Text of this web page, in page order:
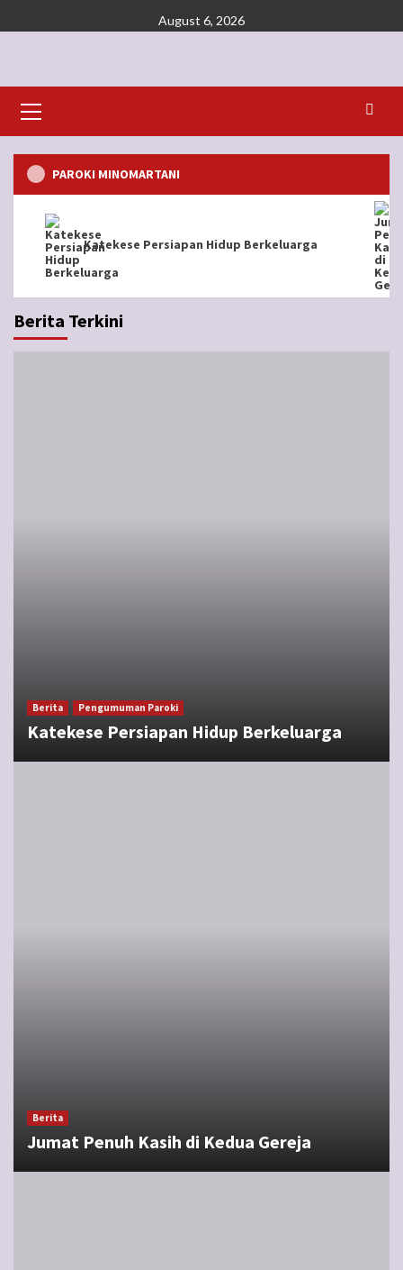
to
August 6, 2026
Menu
PAROKI MINOMARTANI
Katekese Persiapan Hidup Berkeluarga
Berita Terkini
Berita Pengumuman Paroki
Katekese Persiapan Hidup Berkeluarga
Berita
Jumat Penuh Kasih di Kedua Gereja